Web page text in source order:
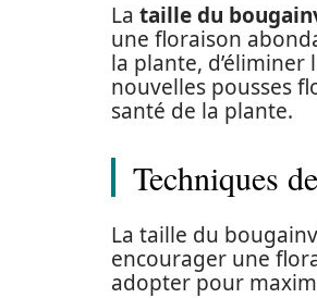
La taille du
une floraison
la plante, d’éliminer
nouvelles pousses
santé de la plante.
Techniques
La taille du
encourager une
adopter pour